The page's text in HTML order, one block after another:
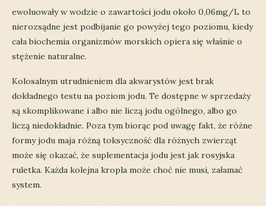
ewoluowały w wodzie o zawartości jodu około 0,06mg/L to
nierozsądne jest podbijanie go powyżej tego poziomu, kiedy
cała biochemia organizmów morskich opiera się właśnie o
stężenie naturalne.
Kolosalnym utrudnieniem dla akwarystów jest brak
dokładnego testu na poziom jodu. Te dostępne w sprzedaży
są skomplikowane i albo nie liczą jodu ogólnego, albo go
liczą niedokładnie. Poza tym biorąc pod uwagę fakt, że różne
formy jodu maja różną toksyczność dla różnych zwierząt
może się okazać, że suplementacja jodu jest jak rosyjska
ruletka. Każda kolejna kropla może choć nie musi, załamać
system.